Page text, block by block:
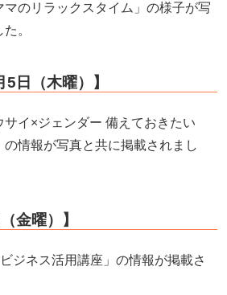
マのリラックスタイム」の様子が写
。
日（木曜）】
イ×ジェンダー 備えておきたい
の情報が写真と共に掲載されまし
金曜）】
ジネス活用講座」の情報が掲載さ